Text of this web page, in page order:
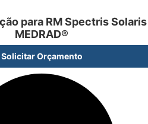
para RM Spectris Solaris
MEDRAD®
Solicitar Orçamento